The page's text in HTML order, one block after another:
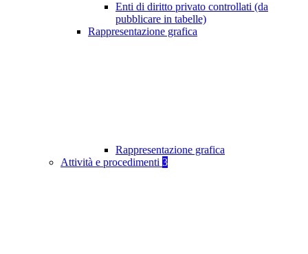
Enti di diritto privato controllati (da
pubblicare in tabelle)
Rappresentazione grafica
Rappresentazione grafica
Attività e procedimenti 3